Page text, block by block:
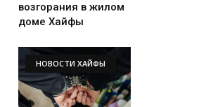
возгорания в жилом
доме Хайфы
НОВОСТИ ХАЙФЫ